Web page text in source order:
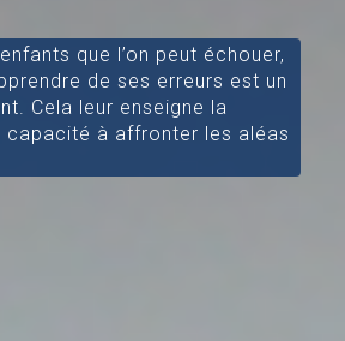
que l’on peut échouer,
de ses erreurs est un
Cela leur enseigne la
capacité à affronter les aléas